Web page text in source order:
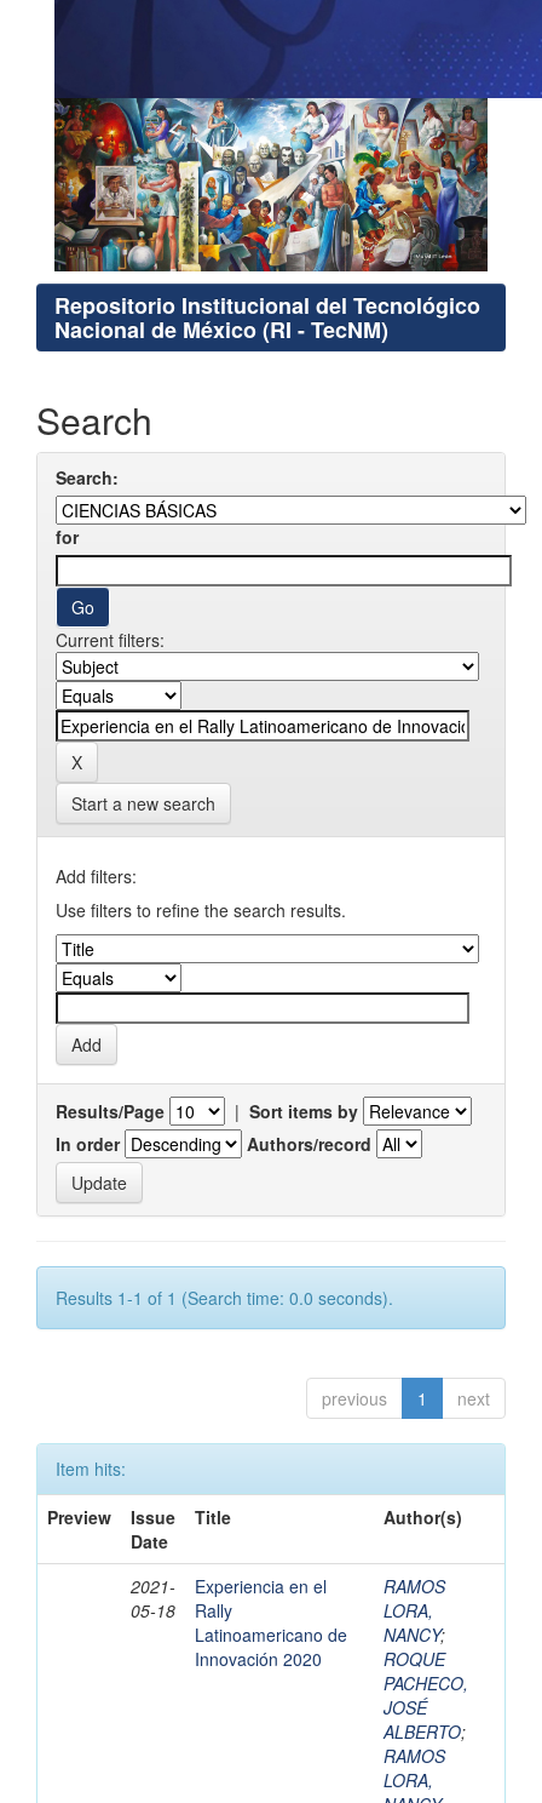
Repositorio Institucional del Tecnológico
Nacional de México (RI - TecNM)
Search
Search:
for
Current filters:
Start a new search
Add filters:
Use filters to refine the search results.
Results/Page | Sort items by
In order
Authors/record
Results 1-1 of 1 (Search time: 0.0 seconds).
previous 1 next
Item hits:
Preview
Issue
Date
Title Author(s)
2021-
05-18
Experiencia en el
Rally
Latinoamericano de
Innovación 2020
RAMOS
LORA,
NANCY;
ROQUE
PACHECO,
JOSÉ
ALBERTO;
RAMOS
LORA,